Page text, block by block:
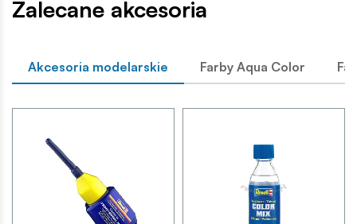
Zalecane akcesoria
Akcesoria modelarskie Farby Aqua Color